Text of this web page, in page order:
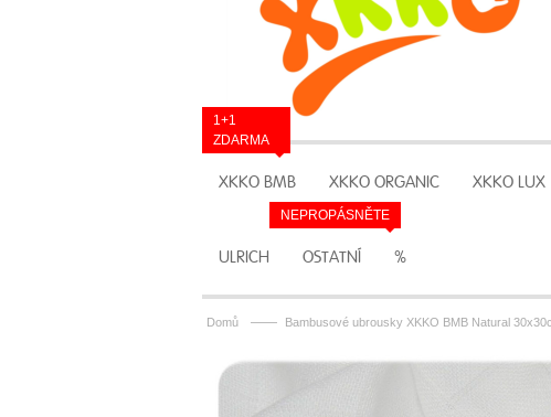
XKKO BMB
1+1
ZDARMA
XKKO ORGANIC XKKO LUX
ULRICH OSTATNÍ %
NEPROPÁSNĚTE
Domů —— Bambusové ubrousky XKKO BMB Natural